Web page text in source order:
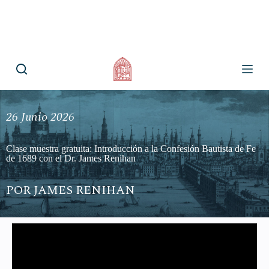
n
t
e
n
i
d
o
26 Junio 2026
Clase muestra gratuita: Introducción a la Confesión Bautista de Fe
de 1689 con el Dr. James Renihan
PORJAMES RENIHAN